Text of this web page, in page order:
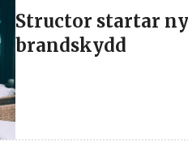
Structor startar
brandskydd